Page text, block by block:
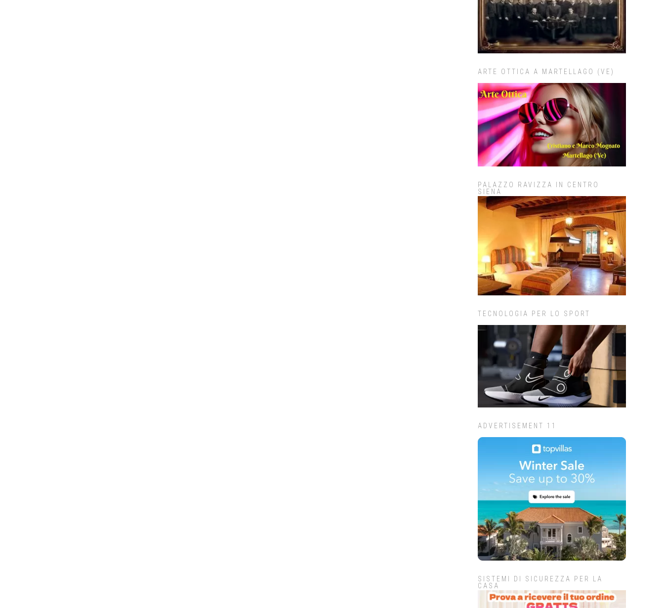
ARTE OTTICA A MARTELLAGO (VE)
PALAZZO RAVIZZA IN CENTRO
SIENA
TECNOLOGIA PER LO SPORT
ADVERTISEMENT 11
SISTEMI DI SICUREZZA PER LA
CASA